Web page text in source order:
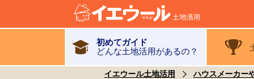
初めてガイド
どんな土地活用があるの？
イエウール土地活用 ハウスメーカー